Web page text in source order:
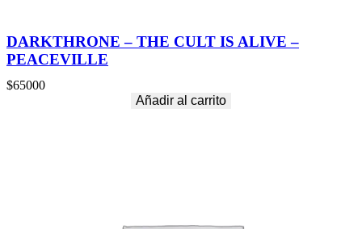
DARKTHRONE – THE CULT IS ALIVE –
PEACEVILLE
$65000
Añadir al carrito